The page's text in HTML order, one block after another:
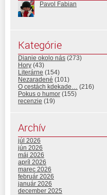
Pavol Fabian
Kategórie
Dianie okolo nás (273)
Hory (43)
Literárne (154)
Nezaradené (101)
O cestách kdekade… (216)
Pokus o humor (155)
recenzie (19)
Archív
júl 2026
jún 2026
máj 2026
apríl 2026
marec 2026
február 2026
január 2026
december 2025